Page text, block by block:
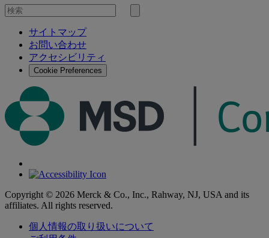
を
検
サイトマップ
お問い合わせ
アクセシビリティ
Cookie Preferences
Copyright © 2026 Merck & Co., Inc., Rahway, NJ, USA and its
affiliates. All rights reserved.
個人情報の取り扱いについて